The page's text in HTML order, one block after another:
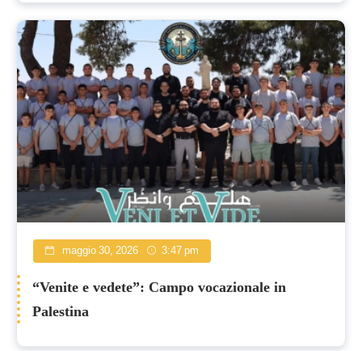
maggio 30, 2026 3:47 pm
“Venite e vedete”: Campo vocazionale in
Palestina